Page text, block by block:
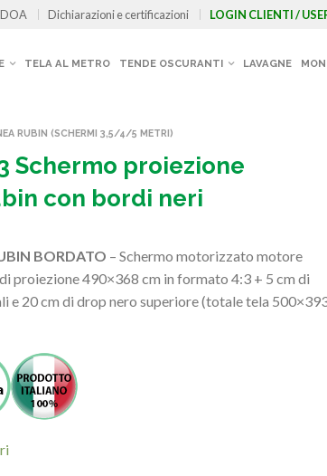
Dichiarazioni e certificazioni LOGIN CLIENTI /
TELA AL METRO TENDE OSCURANTI LAVAGNE
RUBIN (SCHERMI 3,5/4/5 METRI)
Schermo proiezione
con bordi neri
BORDATO – Schermo motorizzato motore
proiezione 490×368 cm in formato 4:3 + 5 cm di
e 20 cm di drop nero superiore (totale tela